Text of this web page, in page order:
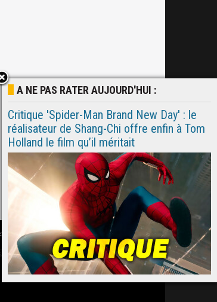
| Contacts
dit tout ! PC, PS5, PS4, PS4 Pro, Xbox series X,
Pass...
A NE PAS RATER AUJOURD'HUI :
Critique 'Spider-Man Brand New Day' : le
réalisateur de Shang-Chi offre enfin à Tom
Holland le film qu’il méritait